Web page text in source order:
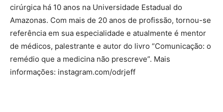
cirúrgica há 10 anos na Universidade Estadual do
Amazonas. Com mais de 20 anos de profissão, tornou-se
referência em sua especialidade e atualmente é mentor
de médicos, palestrante e autor do livro “Comunicação: o
remédio que a medicina não prescreve”. Mais
informações: instagram.com/odrjeff